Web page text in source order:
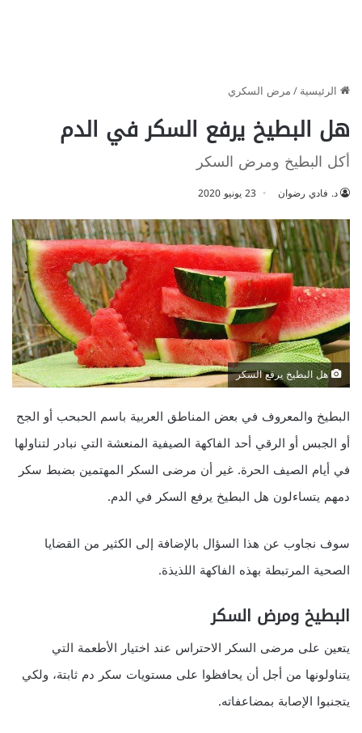
الرئيسية/مرض السكري
هل البطيخ يرفع السكر في الدم
أكل البطيخ ومرض السكر
د. فادي رضوان 23 يونيو 2020
هل البطيخ يرفع السكر
البطيخ والمعروف في بعض المناطق العربية باسم الحبحب أو الجح
أو الجبس أو الرقي أحد الفاكهة الصيفية المنعشة التي نبادر لتناولها
في أيام الصيف الحرة. غير أن مرضى السكر المهتمين بضبط سكر
دمهم يتساءلون هل البطيخ يرفع السكر في الدم.
سوف نجاوب عن هذا السؤال بالإضافة إلى الكثير من القضايا
الصحية المرتبطة بهذه الفاكهة اللذيذة.
البطيخ ومرض السكر
يتعين على مرضى السكر الاحتراس عند اختيار الأطعمة التي
يتناولونها من أجل أن يحافظوا على مستويات سكر دم ثابتة، ولكي
يتجنبوا الإصابة بمضاعفاته.